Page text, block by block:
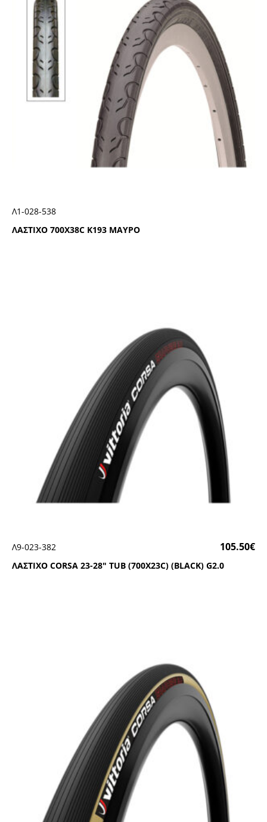
ΛΑΣΤΙΧΟ 700Χ38C Κ193 ΜΑΥΡΟ
Λ1-028-538
ΛΑΣΤΙΧΟ CΟRSΑ 23-28″ ΤUΒ (700Χ23C) (ΒLΑCΚ) G2.0
Λ9-023-382 105.50€